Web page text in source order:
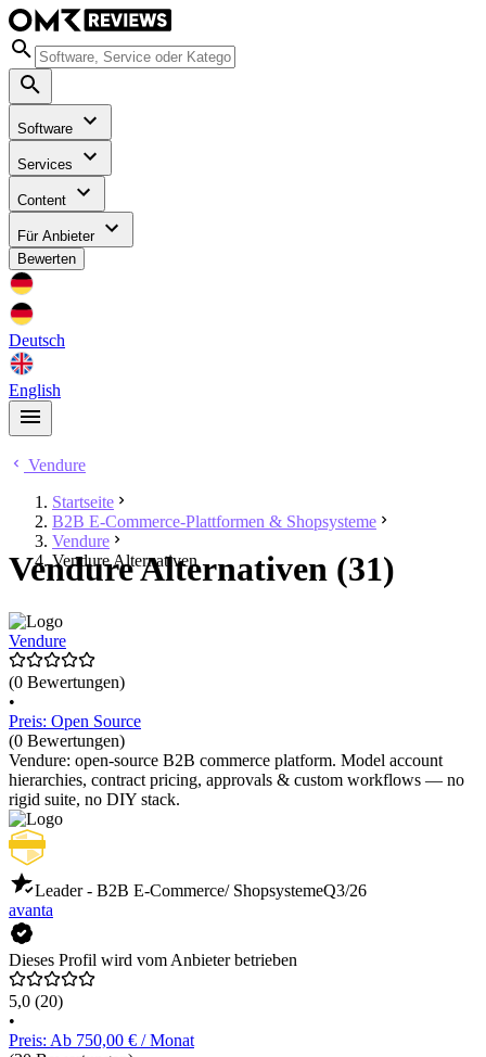
Software
Services
Content
Für Anbieter
Bewerten
Deutsch
English
Vendure
Startseite
B2B E-Commerce-Plattformen & Shopsysteme
Vendure
Vendure Alternativen
Vendure Alternativen (31)
Vendure
(0 Bewertungen)
•
Preis: Open Source
(0 Bewertungen)
Vendure: open-source B2B commerce platform. Model account
hierarchies, contract pricing, approvals & custom workflows — no
rigid suite, no DIY stack.
Leader - B2B E-Commerce/ ShopsystemeQ3/26
avanta
Dieses Profil wird vom Anbieter betrieben
5,0 (20)
•
Preis: Ab 750,00 € / Monat